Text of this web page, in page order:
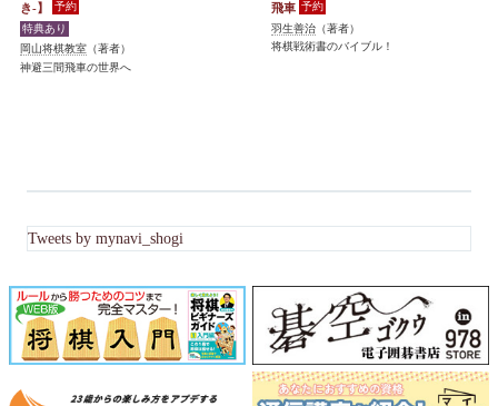
き-】
岡山将棋教室 （著者）
神避三間飛車の世界へ
飛車
羽生善治 （著者）
将棋戦術書のバイブル！
Tweets by mynavi_shogi